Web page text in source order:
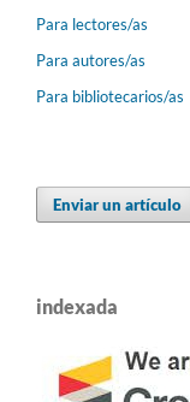
Para lectores/as
Para autores/as
Para bibliotecarios/as
Enviar un artículo
indexada